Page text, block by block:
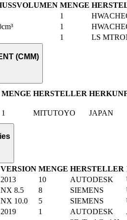
MENGE
1
1
1 LS
(CMM)
MENGE HERSTELLER
1 MITUTOYO JAPAN
VERSION MENGE HERSTELLER
2013 10 AUTODESK
NX 8.5 8 SIEMENS
NX 10.0 5 SIEMENS
2019 1 AUTODESK